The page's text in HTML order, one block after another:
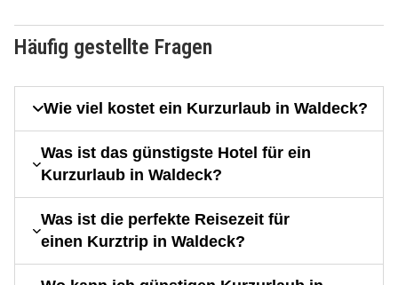
Häufig gestellte Fragen
Wie viel kostet ein Kurzurlaub in Waldeck?
Was ist das günstigste Hotel für ein
Kurzurlaub in Waldeck?
Was ist die perfekte Reisezeit für
einen Kurztrip in Waldeck?